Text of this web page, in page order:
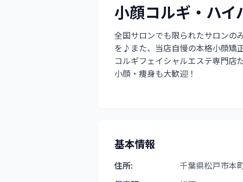
小顔コルギ・ハ
全国サロンでも限られたサロンの
を♪また、当店自慢の本格小顔矯
コルギフェイシャルエステ専門
小顔・痩身も大歓迎！
基本情報
住所:
千葉県松戸市本